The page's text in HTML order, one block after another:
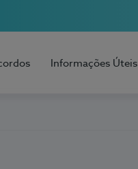
Informações Úteis